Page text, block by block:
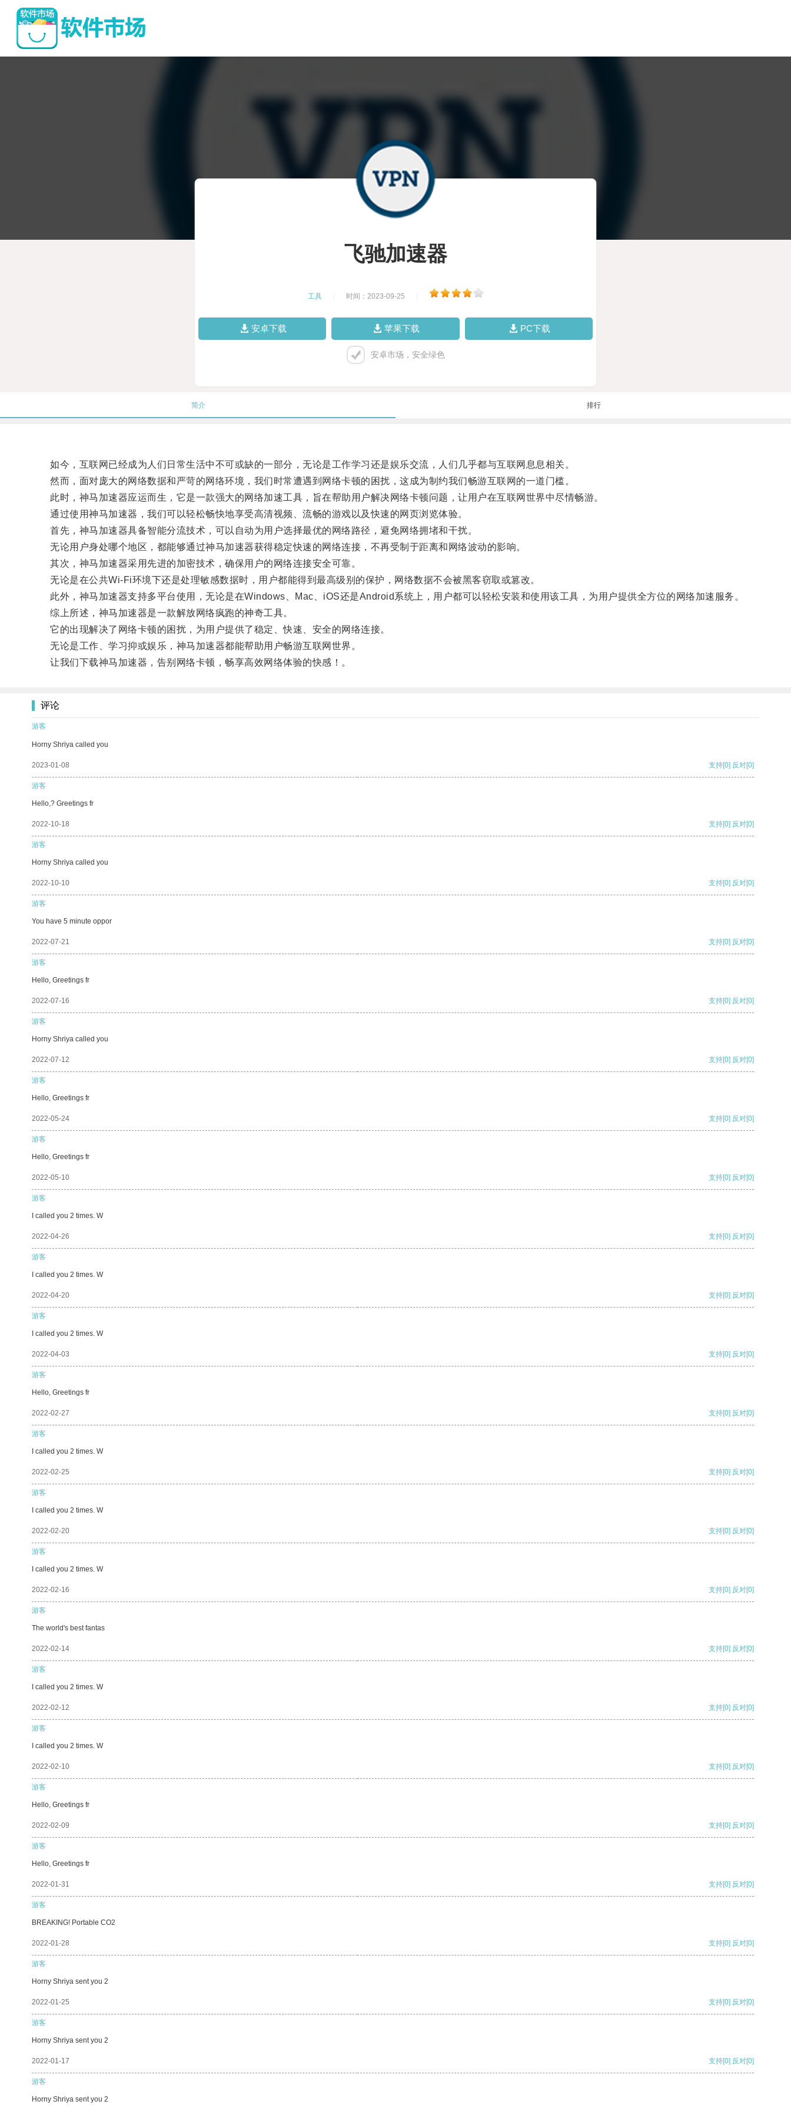
飞驰加速器
工具 时间：2023-09-25
安卓下载 苹果下载 PC下载
安卓市场，安全绿色
简介 排行
如今，互联网已经成为人们日常生活中不可或缺的一部分，无论是工作学习还是娱乐交流，人们几乎都与互联网息息相关。
然而，面对庞大的网络数据和严苛的网络环境，我们时常遭遇到网络卡顿的困扰，这成为制约我们畅游互联网的一道门槛。
此时，神马加速器应运而生，它是一款强大的网络加速工具，旨在帮助用户解决网络卡顿问题，让用户在互联网世界中尽情畅游。
通过使用神马加速器，我们可以轻松畅快地享受高清视频、流畅的游戏以及快速的网页浏览体验。
首先，神马加速器具备智能分流技术，可以自动为用户选择最优的网络路径，避免网络拥堵和干扰。
无论用户身处哪个地区，都能够通过神马加速器获得稳定快速的网络连接，不再受制于距离和网络波动的影响。
其次，神马加速器采用先进的加密技术，确保用户的网络连接安全可靠。
无论是在公共Wi-Fi环境下还是处理敏感数据时，用户都能得到最高级别的保护，网络数据不会被黑客窃取或篡改。
此外，神马加速器支持多平台使用，无论是在Windows、Mac、iOS还是Android系统上，用户都可以轻松安装和使用该工具，为用户提供全方位的网络加速服务。
综上所述，神马加速器是一款解放网络疯跑的神奇工具。
它的出现解决了网络卡顿的困扰，为用户提供了稳定、快速、安全的网络连接。
无论是工作、学习抑或娱乐，神马加速器都能帮助用户畅游互联网世界。
让我们下载神马加速器，告别网络卡顿，畅享高效网络体验的快感！。
评论
游客
Horny Shriya called you
2023-01-08 支持[0] 反对[0]
游客
Hello,? Greetings fr
2022-10-18 支持[0] 反对[0]
游客
Horny Shriya called you
2022-10-10 支持[0] 反对[0]
游客
You have 5 minute oppor
2022-07-21 支持[0] 反对[0]
游客
Hello, Greetings fr
2022-07-16 支持[0] 反对[0]
游客
Horny Shriya called you
2022-07-12 支持[0] 反对[0]
游客
Hello, Greetings fr
2022-05-24 支持[0] 反对[0]
游客
Hello, Greetings fr
2022-05-10 支持[0] 反对[0]
游客
I called you 2 times. W
2022-04-26 支持[0] 反对[0]
游客
I called you 2 times. W
2022-04-20 支持[0] 反对[0]
游客
I called you 2 times. W
2022-04-03 支持[0] 反对[0]
游客
Hello, Greetings fr
2022-02-27 支持[0] 反对[0]
游客
I called you 2 times. W
2022-02-25 支持[0] 反对[0]
游客
I called you 2 times. W
2022-02-20 支持[0] 反对[0]
游客
I called you 2 times. W
2022-02-16 支持[0] 反对[0]
游客
The world's best fantas
2022-02-14 支持[0] 反对[0]
游客
I called you 2 times. W
2022-02-12 支持[0] 反对[0]
游客
I called you 2 times. W
2022-02-10 支持[0] 反对[0]
游客
Hello, Greetings fr
2022-02-09 支持[0] 反对[0]
游客
Hello, Greetings fr
2022-01-31 支持[0] 反对[0]
游客
BREAKING! Portable CO2
2022-01-28 支持[0] 反对[0]
游客
Horny Shriya sent you 2
2022-01-25 支持[0] 反对[0]
游客
Horny Shriya sent you 2
2022-01-17 支持[0] 反对[0]
游客
Horny Shriya sent you 2